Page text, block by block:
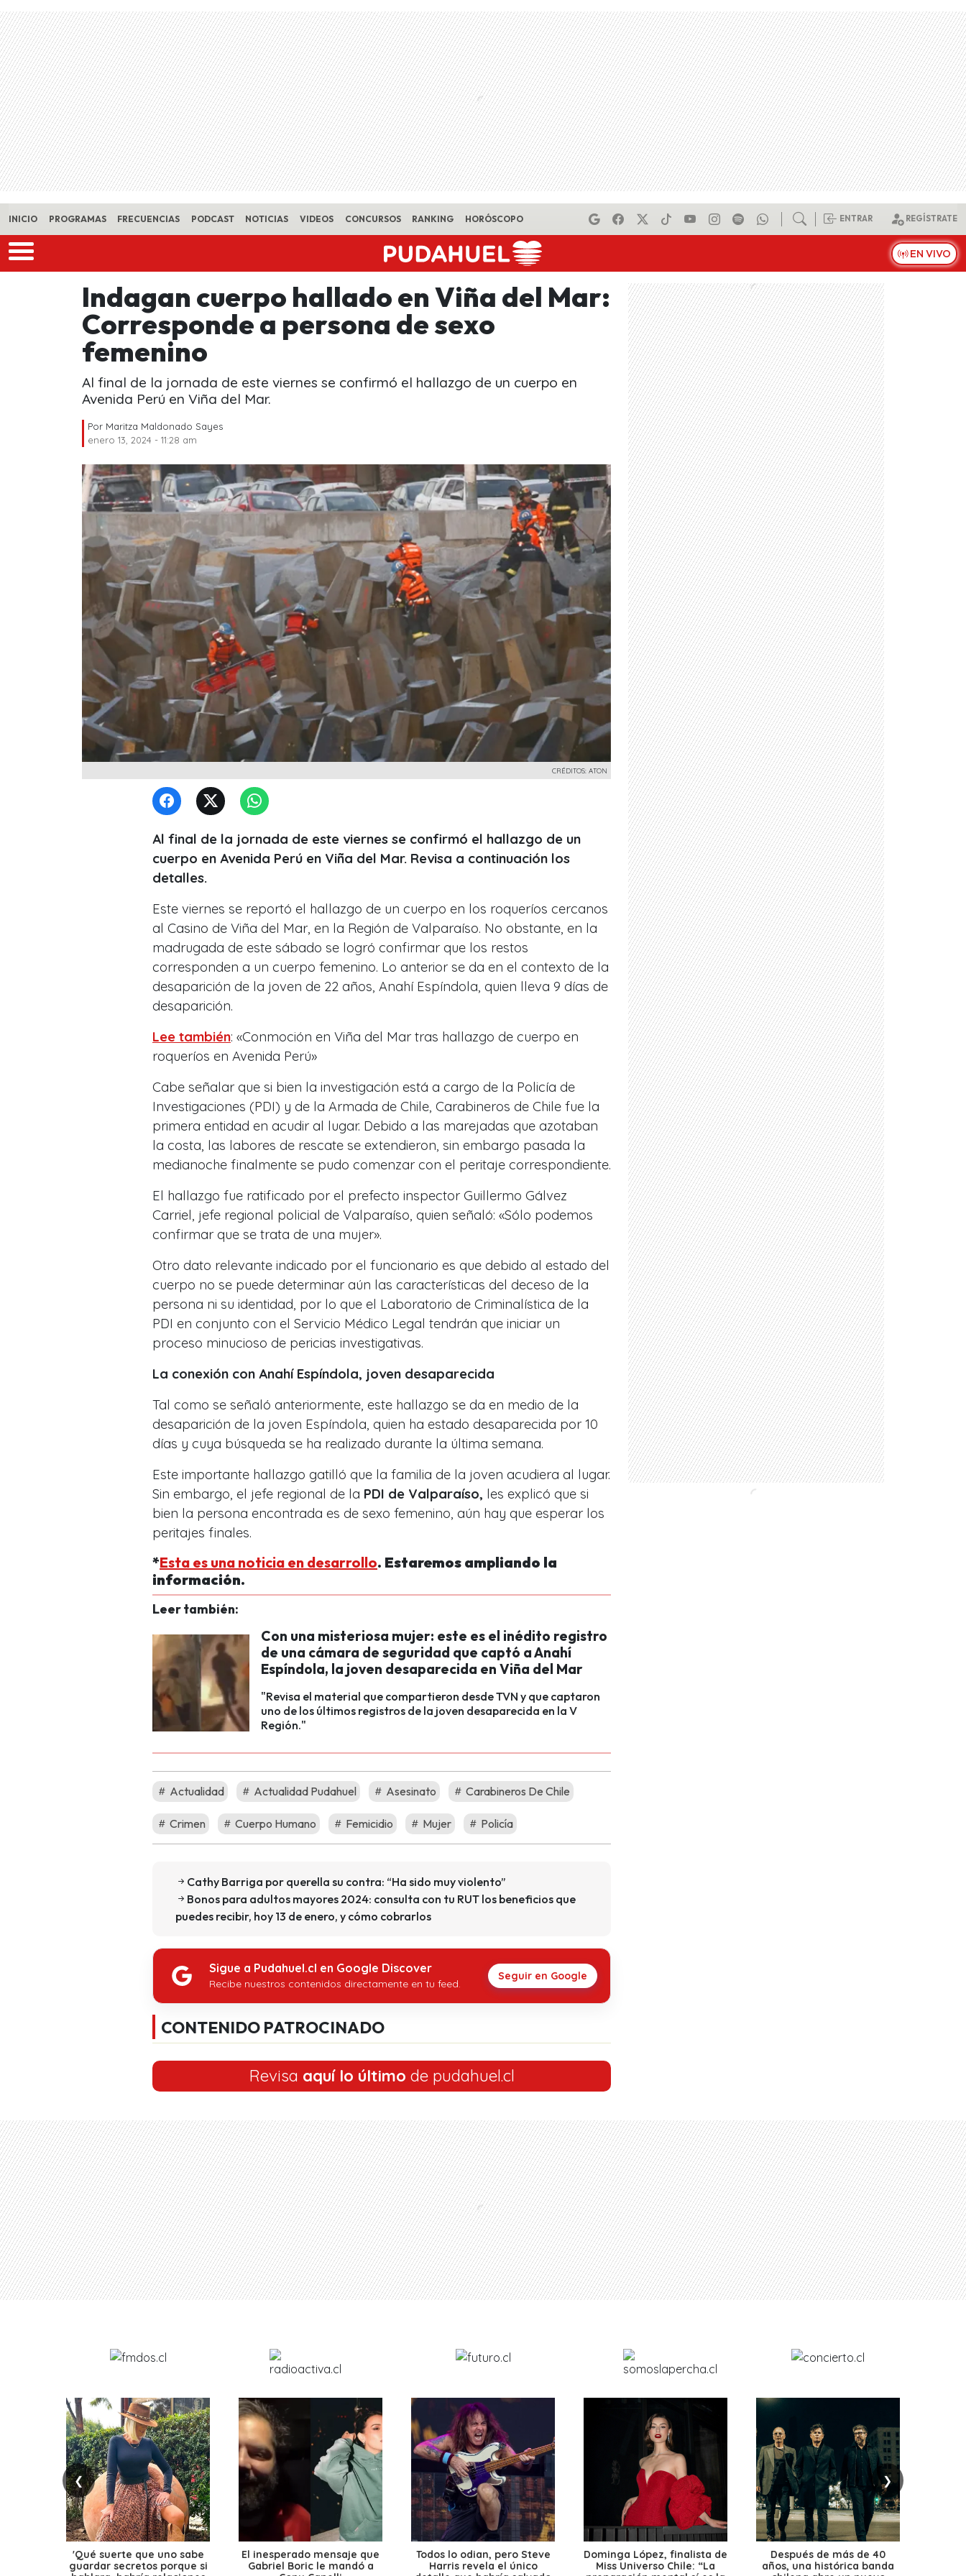
Skip to main content
INICIO PROGRAMAS FRECUENCIAS PODCAST NOTICIAS VIDEOS CONCURSOS RANKING HORÓSCOPO ENTRAR REGÍSTRATE
EN VIVO
Indagan cuerpo hallado en Viña del Mar:
Corresponde a persona de sexo
femenino
Al final de la jornada de este viernes se confirmó el hallazgo de un cuerpo en
Avenida Perú en Viña del Mar.
Por Maritza Maldonado Sayes
enero 13, 2024 - 11:28 am
CRÉDITOS: ATON
Al final de la jornada de este viernes se confirmó el hallazgo de un
cuerpo en Avenida Perú en Viña del Mar. Revisa a continuación los
detalles.
Este viernes se reportó el hallazgo de un cuerpo en los roqueríos cercanos
al Casino de Viña del Mar, en la Región de Valparaíso. No obstante, en la
madrugada de este sábado se logró confirmar que los restos
corresponden a un cuerpo femenino. Lo anterior se da en el contexto de la
desaparición de la joven de 22 años, Anahí Espíndola, quien lleva 9 días de
desaparición.
Lee también: «Conmoción en Viña del Mar tras hallazgo de cuerpo en
roqueríos en Avenida Perú»
Cabe señalar que si bien la investigación está a cargo de la Policía de
Investigaciones (PDI) y de la Armada de Chile, Carabineros de Chile fue la
primera entidad en acudir al lugar. Debido a las marejadas que azotaban
la costa, las labores de rescate se extendieron, sin embargo pasada la
medianoche finalmente se pudo comenzar con el peritaje correspondiente.
El hallazgo fue ratificado por el prefecto inspector Guillermo Gálvez
Carriel, jefe regional policial de Valparaíso, quien señaló: «Sólo podemos
confirmar que se trata de una mujer».
Otro dato relevante indicado por el funcionario es que debido al estado del
cuerpo no se puede determinar aún las características del deceso de la
persona ni su identidad, por lo que el Laboratorio de Criminalística de la
PDI en conjunto con el Servicio Médico Legal tendrán que iniciar un
proceso minucioso de pericias investigativas.
La conexión con Anahí Espíndola, joven desaparecida
Tal como se señaló anteriormente, este hallazgo se da en medio de la
desaparición de la joven Espíndola, quien ha estado desaparecida por 10
días y cuya búsqueda se ha realizado durante la última semana.
Este importante hallazgo gatilló que la familia de la joven acudiera al lugar.
Sin embargo, el jefe regional de la PDI de Valparaíso, les explicó que si
bien la persona encontrada es de sexo femenino, aún hay que esperar los
peritajes finales.
*Esta es una noticia en desarrollo. Estaremos ampliando la
información.
Leer también:
Con una misteriosa mujer: este es el inédito registro
de una cámara de seguridad que captó a Anahí
Espíndola, la joven desaparecida en Viña del Mar
"Revisa el material que compartieron desde TVN y que captaron
uno de los últimos registros de la joven desaparecida en la V
Región."
Actualidad Actualidad Pudahuel Asesinato Carabineros De Chile
Crimen Cuerpo Humano Femicidio Mujer Policía
Cathy Barriga por querella su contra: “Ha sido muy violento”
Bonos para adultos mayores 2024: consulta con tu RUT los beneficios que
puedes recibir, hoy 13 de enero, y cómo cobrarlos
Sigue a Pudahuel.cl en Google Discover
Recibe nuestros contenidos directamente en tu feed.
Seguir en Google
CONTENIDO PATROCINADO
Revisa aquí lo último de pudahuel.cl
❮ ❯
'Qué suerte que uno sabe
guardar secretos porque si
El inesperado mensaje que
Gabriel Boric le mandó a
Todos lo odian, pero Steve
Harris revela el único
Dominga López, finalista de
Miss Universo Chile: “La
Después de más de 40
años, una histórica banda